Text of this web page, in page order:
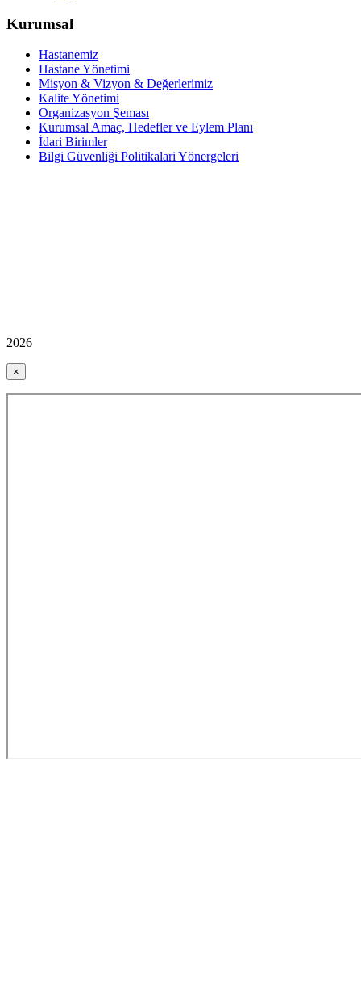
Kurumsal
Hastanemiz
Hastane Yönetimi
Misyon & Vizyon & Değerlerimiz
Kalite Yönetimi
Organizasyon Şeması
Kurumsal Amaç, Hedefler ve Eylem Planı
İdari Birimler
Bilgi Güvenliği Politikalari Yönergeleri
2026
×